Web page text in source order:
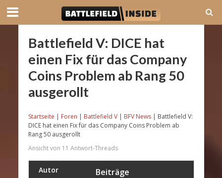
Battlefield V: DICE hat
einen Fix für das Company
Coins Problem ab Rang 50
ausgerollt
Startseite | Foren | Battlefield V | BFV News | Battlefield V:
DICE hat einen Fix für das Company Coins Problem ab
Rang 50 ausgerollt
Ansicht von 11 Antwort-Threads
Autor Beiträge